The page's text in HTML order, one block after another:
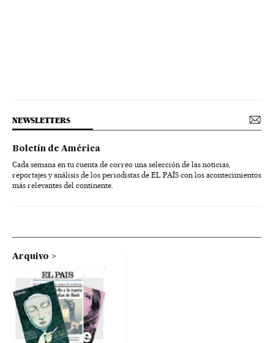
NEWSLETTERS
Boletín de América
Cada semana en tu cuenta de correo una selección de las noticias,
reportajes y análisis de los periodistas de EL PAÍS con los acontecimientos
más relevantes del continente.
Arquivo